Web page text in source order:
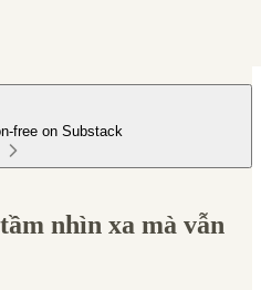
free on Substack
nhìn xa mà vẫn